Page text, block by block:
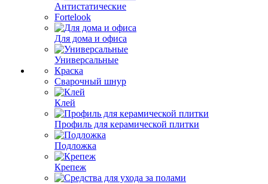
Антистатические
Fortelook
Для дома и офиса
Универсальные
Краска
Сварочный шнур
Клей
Профиль для керамической плитки
Подложка
Крепеж